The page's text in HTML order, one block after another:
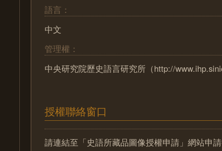
語言：
中文
管理權：
中央研究院歷史語言研究所（http://
授權聯絡窗口
請連結至「史語所藏品圖像授權申請」網站申